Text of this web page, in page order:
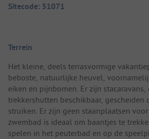
Sitecode: 51071
Terrein
Het kleine, deels terrasvormige
beboste, natuurlijke heuvel,
eiken en pijnbomen. Er zijn stacaravans,
trekkershutten beschikbaar, gescheiden
struiken. Er zijn geen staanplaatsen
zwembad is ideaal om baantjes te
spelen in het peuterbad en op de